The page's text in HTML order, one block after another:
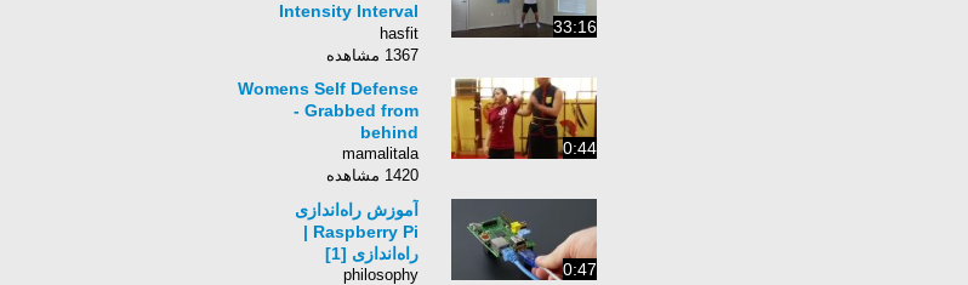
33:16
Intensity Interval
Training Workout -
HIT Training
hasfit
1367 مشاهده
0:44
Womens Self Defense
- Grabbed from
behind
mamalitala
1420 مشاهده
0:47
آموزش راه‌اندازی
Raspberry Pi |
راه‌اندازی [1]
philosophy